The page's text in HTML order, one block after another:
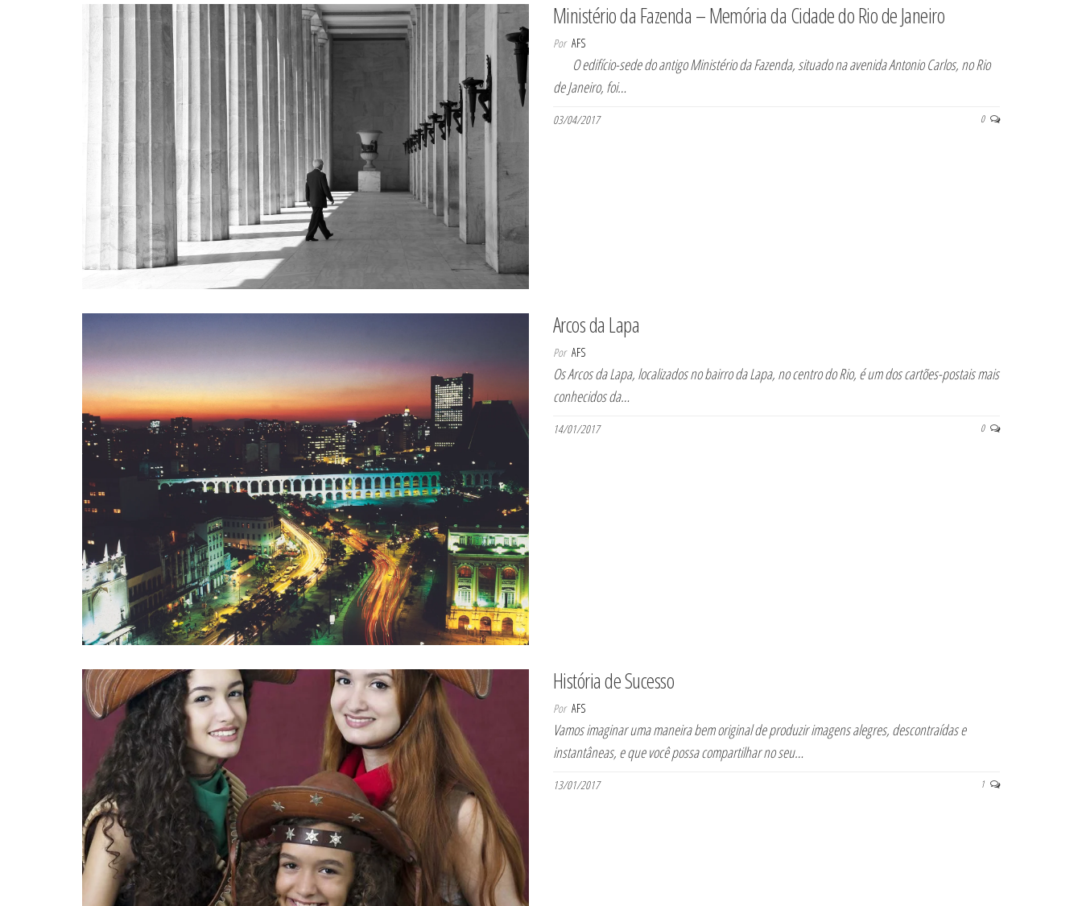
Ministério da Fazenda – Memória da Cidade do Rio de Janeiro
Por AFS
O edifício-sede do antigo Ministério da Fazenda, situado na avenida Antonio Carlos, no Rio
de Janeiro, foi…
03/04/2017 0
Arcos da Lapa
Por AFS
Os Arcos da Lapa, localizados no bairro da Lapa, no centro do Rio, é um dos cartões-postais mais
conhecidos da…
14/01/2017 0
História de Sucesso
Por AFS
Vamos imaginar uma maneira bem original de produzir imagens alegres, descontraídas e
instantâneas, e que você possa compartilhar no seu…
13/01/2017 1